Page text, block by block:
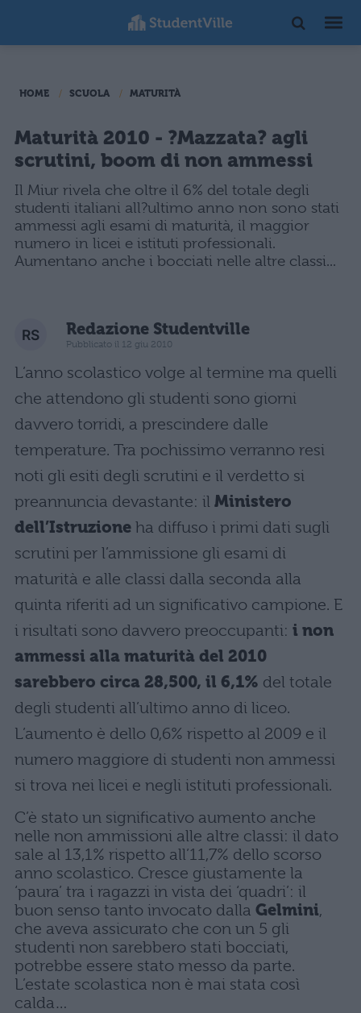
HOME SCUOLA MATURITÀ
Maturità 2010 - ?Mazzata? agli
scrutini, boom di non ammessi
Il Miur rivela che oltre il 6% del totale degli
studenti italiani all?ultimo anno non sono stati
ammessi agli esami di maturità, il maggior
numero in licei e istituti professionali.
Aumentano anche i bocciati nelle altre classi...
Redazione Studentville
Pubblicato il 12 giu 2010
L’anno scolastico volge al termine ma quelli
che attendono gli studenti sono giorni
davvero torridi, a prescindere dalle
temperature. Tra pochissimo verranno resi
noti gli esiti degli scrutini e il verdetto si
preannuncia devastante: il Ministero
dell’Istruzione ha diffuso i primi dati sugli
scrutini per l’ammissione gli esami di
maturità e alle classi dalla seconda alla
quinta riferiti ad un significativo campione. E
i risultati sono davvero preoccupanti: i non
ammessi alla maturità del 2010
sarebbero circa 28,500, il 6,1% del totale
degli studenti all’ultimo anno di liceo.
L’aumento è dello 0,6% rispetto al 2009 e il
numero maggiore di studenti non ammessi
si trova nei licei e negli istituti professionali.
C’è stato un significativo aumento anche
nelle non ammissioni alle altre classi: il dato
sale al 13,1% rispetto all’11,7% dello scorso
anno scolastico. Cresce giustamente la
‘paura’ tra i ragazzi in vista dei ‘quadri’: il
buon senso tanto invocato dalla Gelmini,
che aveva assicurato che con un 5 gli
studenti non sarebbero stati bocciati,
potrebbe essere stato messo da parte.
L’estate scolastica non è mai stata così
calda…